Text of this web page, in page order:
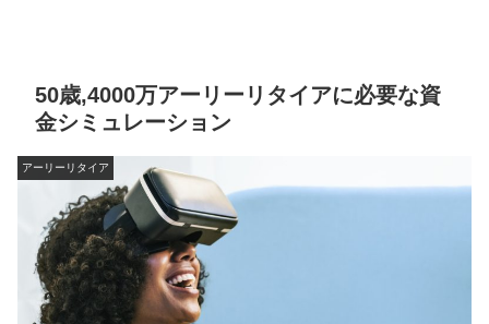
50歳,4000万アーリーリタイアに必要な資
金シミュレーション
アーリーリタイア